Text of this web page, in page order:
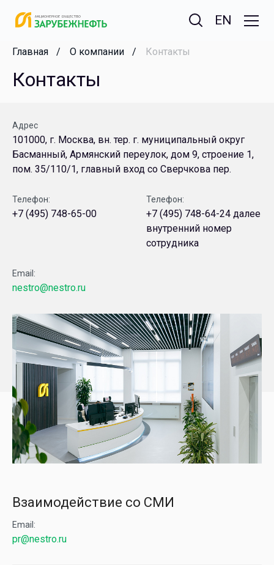
EN
Главная О компании Контакты
Контакты
Адрес
101000, г. Москва, вн. тер. г. муниципальный округ
Басманный, Армянский переулок, дом 9, строение 1,
пом. 35/110/1, главный вход со Сверчкова пер.
Телефон:
+7 (495) 748-65-00
Телефон:
+7 (495) 748-64-24 далее
внутренний номер
сотрудника
Email:
nestro@nestro.ru
Взаимодействие со СМИ
Email:
pr@nestro.ru